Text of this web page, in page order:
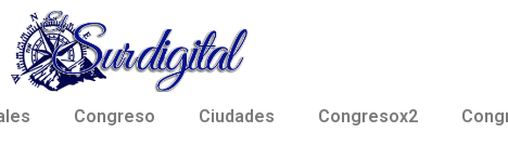
Congreso Ciudades Congresox2